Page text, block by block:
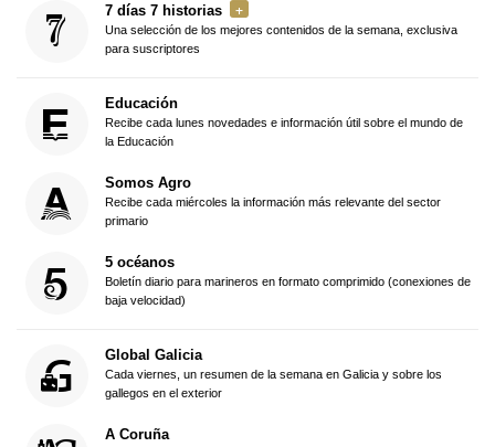
7 días 7 historias
Una selección de los mejores contenidos de la semana, exclusiva
para suscriptores
Educación
Recibe cada lunes novedades e información útil sobre el mundo de
la Educación
Somos Agro
Recibe cada miércoles la información más relevante del sector
primario
5 océanos
Boletín diario para marineros en formato comprimido (conexiones de
baja velocidad)
Global Galicia
Cada viernes, un resumen de la semana en Galicia y sobre los
gallegos en el exterior
A Coruña